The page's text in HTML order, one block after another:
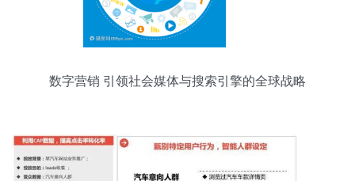
数字营销 引领社会媒体与搜索引擎的全球战略